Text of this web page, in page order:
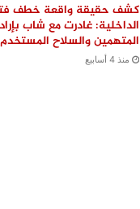
كشف حقيقة واقعة خطف
الداخلية: غادرت مع شاب
المتهمين والسلاح المستخدم
منذ 4 أسابيع